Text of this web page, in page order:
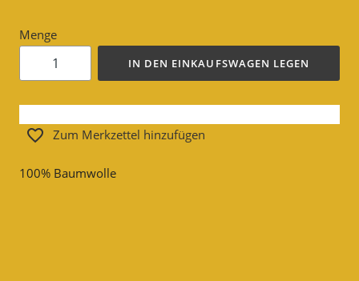
Menge
IN DEN EINKAUFSWAGEN LEGEN
Zum Merkzettel hinzufügen
100% Baumwolle